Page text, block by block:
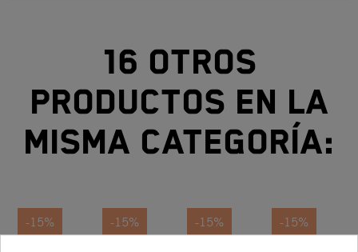
16 otros
productos en la
misma categoría:
-15% -15% -15% -15%